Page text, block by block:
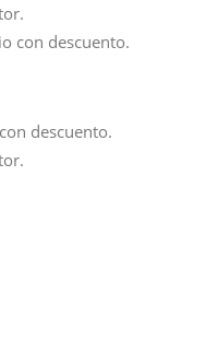
con descuento.
descuento.